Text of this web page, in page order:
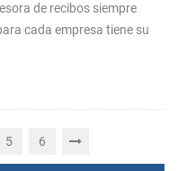
de recibos siempre
cada empresa tiene su
5 6